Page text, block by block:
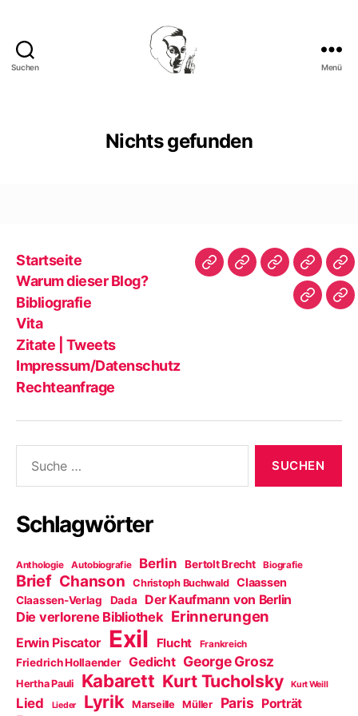
Suchen Menü
Nichts gefunden
Startseite
Warum dieser Blog?
Bibliografie
Vita
Zitate | Tweets
Impressum/Datenschutz
Rechteanfrage
Startseite
WarumBibliografie
Vita
|
nach:
Schlagwörter
Anthologie Autobiografie Berlin Bertolt Brecht Biografie
Brief Chanson Christoph Buchwald Claassen
Claassen-Verlag Dada Der Kaufmann von Berlin
Die verlorene Bibliothek Erinnerungen
Erwin Piscator Exil Flucht Frankreich
Friedrich Hollaender Gedicht George Grosz
Hertha Pauli Kabarett Kurt Tucholsky Kurt Weill
Lied Lieder Lyrik Marseille Müller Paris Porträt